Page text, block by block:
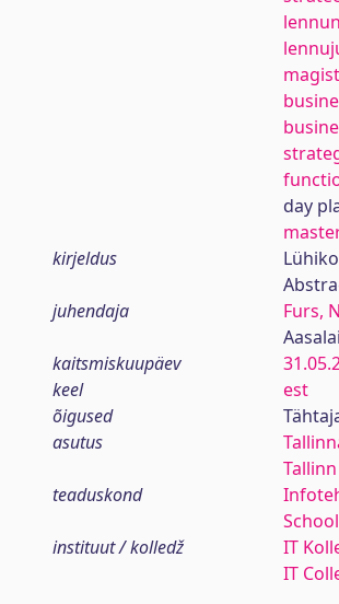
day
kirjeldus
juhendaja
Furs,
kaitsmiskuupäev
keel
est
õigused
asutus
teaduskond
instituut / kolledž
IT
IT